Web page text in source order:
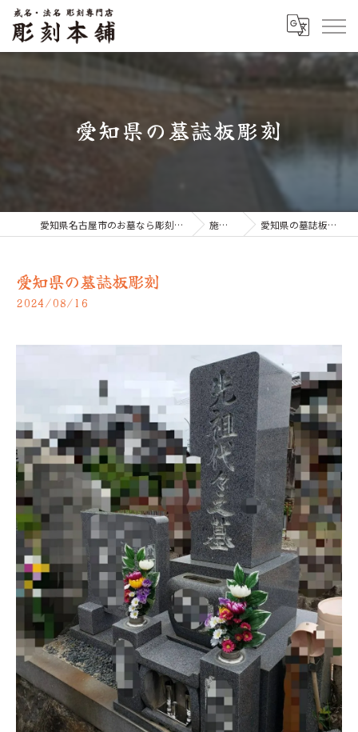
愛知県の墓誌板彫刻
愛知県名古屋市のお墓なら彫刻本舗 施工例 愛知県の墓誌板彫刻
愛知県の墓誌板彫刻
2024/08/16